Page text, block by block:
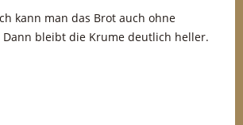
kann man das Brot auch ohne
Dann bleibt die Krume deutlich heller.